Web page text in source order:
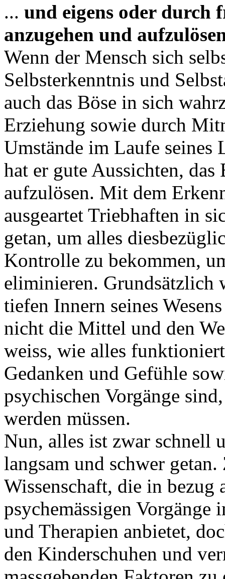
... und eigens oder durch
anzugehen und
Wenn der Mensch sich
Selbsterkenntnis und
auch das Böse in sich
Erziehung sowie durch
Umstände im Laufe seines
hat er gute Aussichten, das
aufzulösen. Mit dem
ausgeartet Triebhaften in
getan, um alles
Kontrolle zu bekommen,
eliminieren. Grundsätzlich
tiefen Innern seines
nicht die Mittel und den
weiss, wie alles
Gedanken und Gefühle
psychischen Vorgänge
werden müssen.
Nun, alles ist zwar schnell
langsam und schwer
Wissenschaft, die in
psychemässigen
und Therapien anbietet,
den Kinderschuhen und